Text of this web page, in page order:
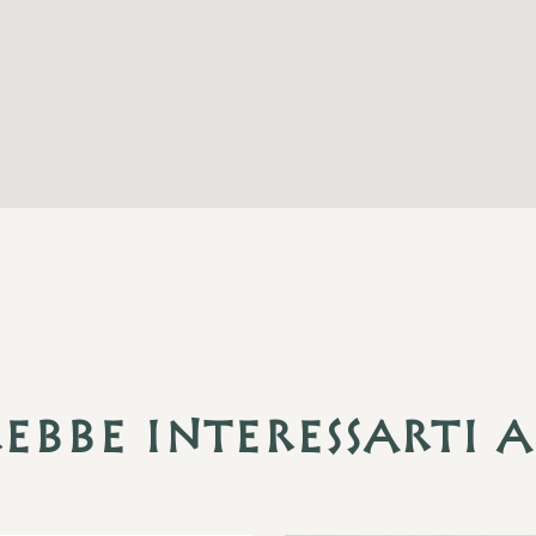
interessarti